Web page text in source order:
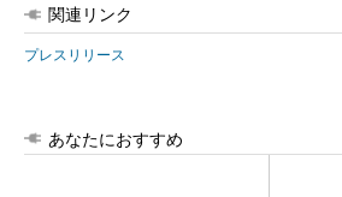
関連リンク
プレスリリース
あなたにおすすめ